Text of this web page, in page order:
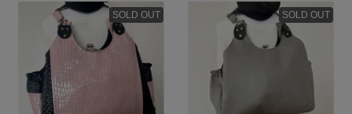
SOLD OUT SOLD OUT